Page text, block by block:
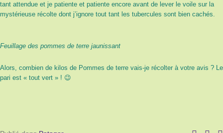
tant attendue et je patiente et patiente encore avant de lever le voile sur la
mystérieuse récolte dont j’ignore tout tant les tubercules sont bien cachés.
Feuillage des pommes de terre jaunissant
Alors, combien de kilos de Pommes de terre vais-je récolter à votre avis ? Le
pari est « tout vert » ! 😉